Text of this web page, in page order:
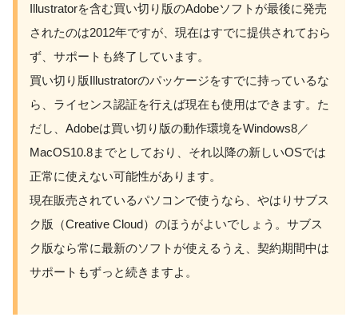
Illustratorを含む買い切り版のAdobeソフトが最後に発売
されたのは2012年ですが、現在はすでに提供されておら
ず、サポートも終了しています。
買い切り版Illustratorのパッケージをすでに持っているな
ら、ライセンス認証を行えば現在も使用はできます。た
だし、Adobeは買い切り版の動作環境をWindows8／
MacOS10.8までとしており、それ以降の新しいOSでは
正常に使えない可能性があります。
現在販売されているパソコンで使うなら、やはりサブス
ク版（Creative Cloud）のほうがよいでしょう。サブス
ク版なら常に最新のソフトが使えるうえ、契約期間中は
サポートもずっと続きますよ。